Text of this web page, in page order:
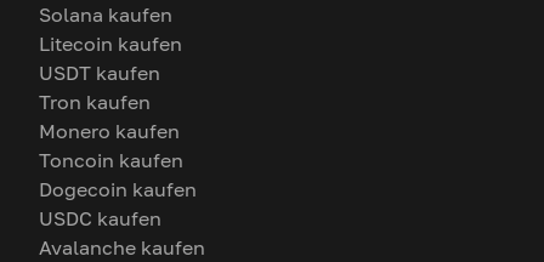
Solana kaufen
Litecoin kaufen
USDT kaufen
Tron kaufen
Monero kaufen
Toncoin kaufen
Dogecoin kaufen
USDC kaufen
Avalanche kaufen